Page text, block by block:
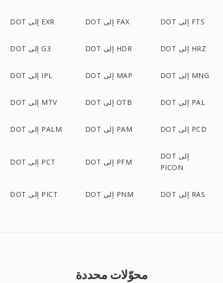
DOT إلى EXR DOT إلى FAX DOT إلى FTS
DOT إلى G3 DOT إلى HDR DOT إلى HRZ
DOT إلى IPL DOT إلى MAP DOT إلى MNG
DOT إلى MTV DOT إلى OTB DOT إلى PAL
DOT إلى PALM DOT إلى PAM DOT إلى PCD
DOT إلى PCT DOT إلى PFM
DOT إلى
PICON
DOT إلى PICT DOT إلى PNM DOT إلى RAS
محوّلات محددة